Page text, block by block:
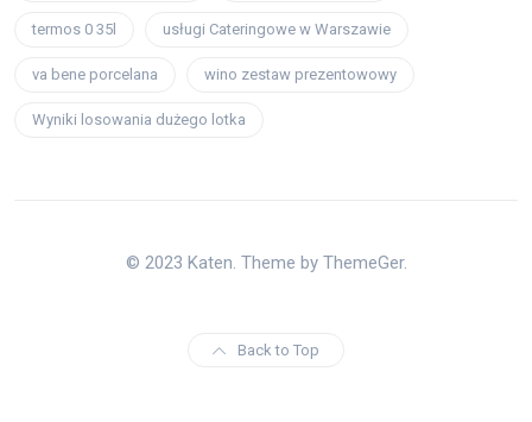
termos 0 35l usługi Cateringowe w Warszawie
va bene porcelana wino zestaw prezentowowy
Wyniki losowania dużego lotka
© 2023 Katen. Theme by ThemeGer.
Back to Top